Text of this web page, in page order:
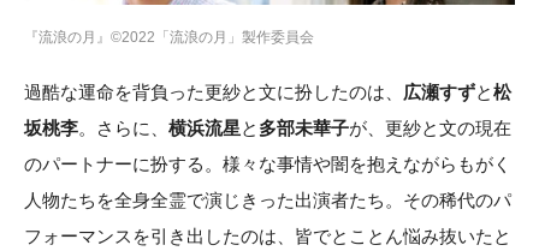
『流浪の月』©2022「流浪の月」製作委員会
過酷な運命を背負った更紗と文に扮したのは、 広瀬すずと松
坂桃李。さらに、 横浜流星と 多部未華子が、更紗と文の現在
のパートナーに扮する。様々な事情や闇を抱えながらもがく
人物たちを全身全霊で演じきった出演者たち。その稀代のパ
フォーマンスを引き出したのは、皆でとことん悩み抜いたと